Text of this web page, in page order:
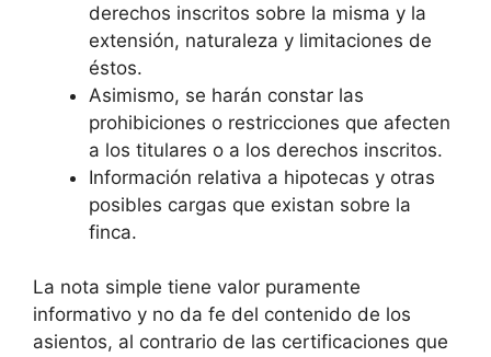
derechos inscritos sobre la misma y la
extensión, naturaleza y limitaciones de
éstos.
Asimismo, se harán constar las
prohibiciones o restricciones que afecten
a los titulares o a los derechos inscritos.
Información relativa a hipotecas y otras
posibles cargas que existan sobre la
finca.
La nota simple tiene valor puramente
informativo y no da fe del contenido de los
asientos, al contrario de las certificaciones que